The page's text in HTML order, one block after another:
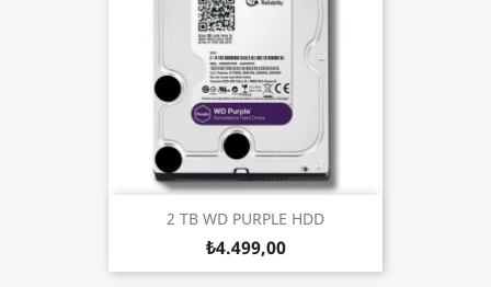
2 TB WD PURPLE HDD
₺4.499,00